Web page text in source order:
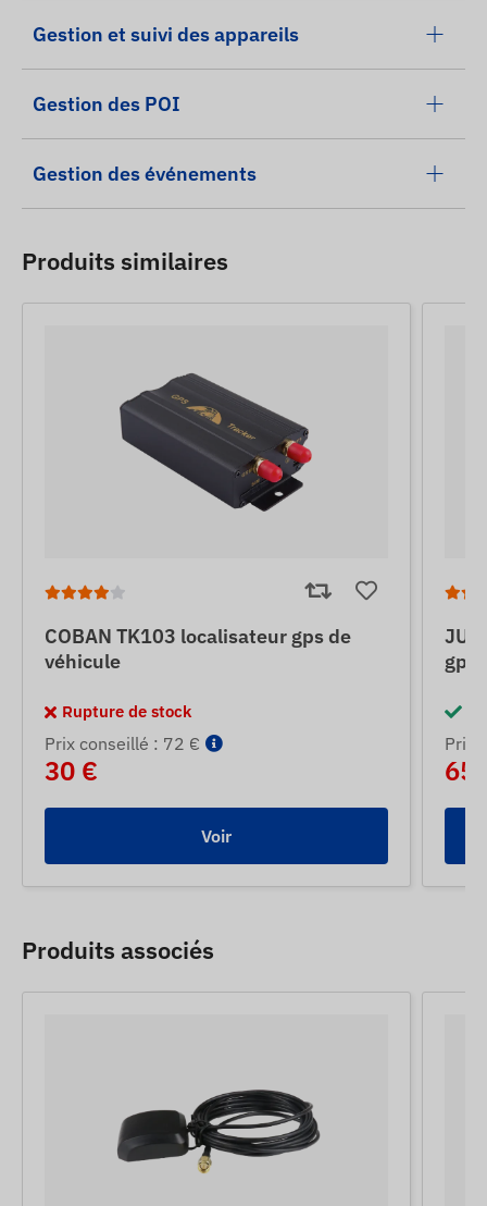
Gestion et suivi des appareils
Gestion des POI
Gestion des événements
Produits similaires
COBAN TK103 localisateur gps de
véhicule
Rupture de stock
Prix ​​conseillé : 72 €
30 €
Voir
gps
Prix
65
Produits associés